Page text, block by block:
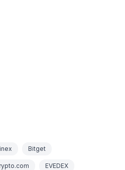
Bitget
EVEDEX